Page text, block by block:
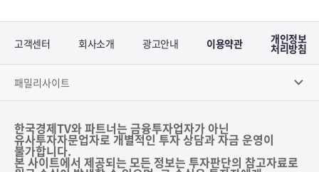
고객센터 회사소개 광고안내 이용약관 개인정보
처리방침
패밀리사이트
한국경제TV와 파트너는 금융투자업자가 아닌
유사투자자문업자로 개별적인 투자 상담과 자금 운영이
불가합니다.
본 사이트에서 제공되는 모든 정보는 투자판단의 참고자료로